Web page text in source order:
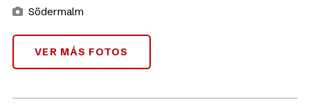
Södermalm
VER MÁS FOTOS